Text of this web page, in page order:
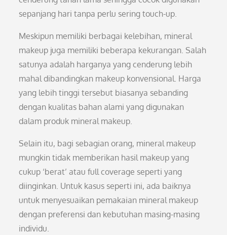
sepanjang hari tanpa perlu sering touch-up.
Meskipun memiliki berbagai kelebihan, mineral
makeup juga memiliki beberapa kekurangan. Salah
satunya adalah harganya yang cenderung lebih
mahal dibandingkan makeup konvensional. Harga
yang lebih tinggi tersebut biasanya sebanding
dengan kualitas bahan alami yang digunakan
dalam produk mineral makeup.
Selain itu, bagi sebagian orang, mineral makeup
mungkin tidak memberikan hasil makeup yang
cukup ‘berat’ atau full coverage seperti yang
diinginkan. Untuk kasus seperti ini, ada baiknya
untuk menyesuaikan pemakaian mineral makeup
dengan preferensi dan kebutuhan masing-masing
individu.